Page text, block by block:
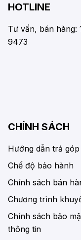
HOTLINE
Tư vấn, bán hàng:
9473
CHÍNH SÁCH
Hướng dẫn trả góp
Chế độ bảo hành
Chính sách bán
Chương trình
Chính sách bảo
thông tin